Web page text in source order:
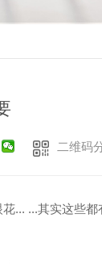
二维码
... ...其实这些